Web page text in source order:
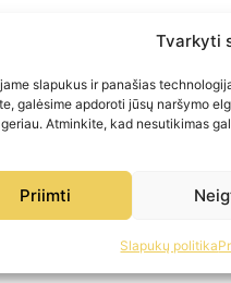
Tvarkyti
slapukus ir panašias
galėsime apdoroti jūsų naršymo
Atminkite, kad nesutikimas
Priimti
Slapukų politika